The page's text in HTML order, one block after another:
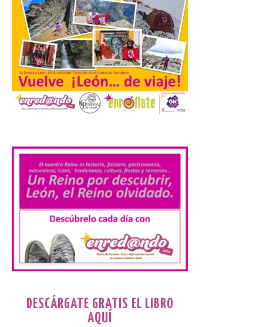
Renfe reforzará servicios
de Media Distancia
especialmente en Galicia,
Asturias, Santander y País
Vasco, además del norte
de Castilla y León. En los principales
núcleos urbanos también se reforzarán
los servicios de Cercanías con mayor
afluencia de pasajeros. La Dirección […]
Muestras de Asturias
celebra este domingo el
día de León y Astorga
9 Ago 2026
Internacional de Muestras
de Asturias (FIDMA) se
celebra del 1 al 16 de
agosto de 2026 en el
Gijón/Xixón acoge […]
DESCÁRGATE GRATIS EL LIBRO
AQUÍ